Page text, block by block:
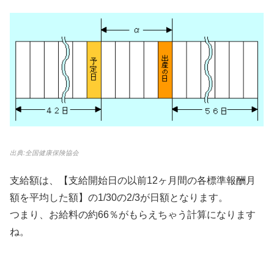
出典:全国健康保険協会
支給額は、【支給開始日の以前12ヶ月間の各標準報酬月
額を平均した額】の1/30の2/3が日額となります。
つまり、お給料の約66％がもらえちゃう計算になります
ね。